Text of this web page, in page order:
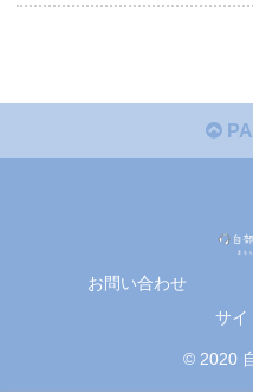
お問い合わせ
サイ
© 2020